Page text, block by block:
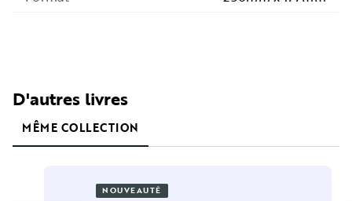
D'autres livres
MÊME COLLECTION
NOUVEAUTÉ